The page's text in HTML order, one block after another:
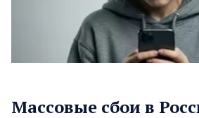
Массовые сбои в